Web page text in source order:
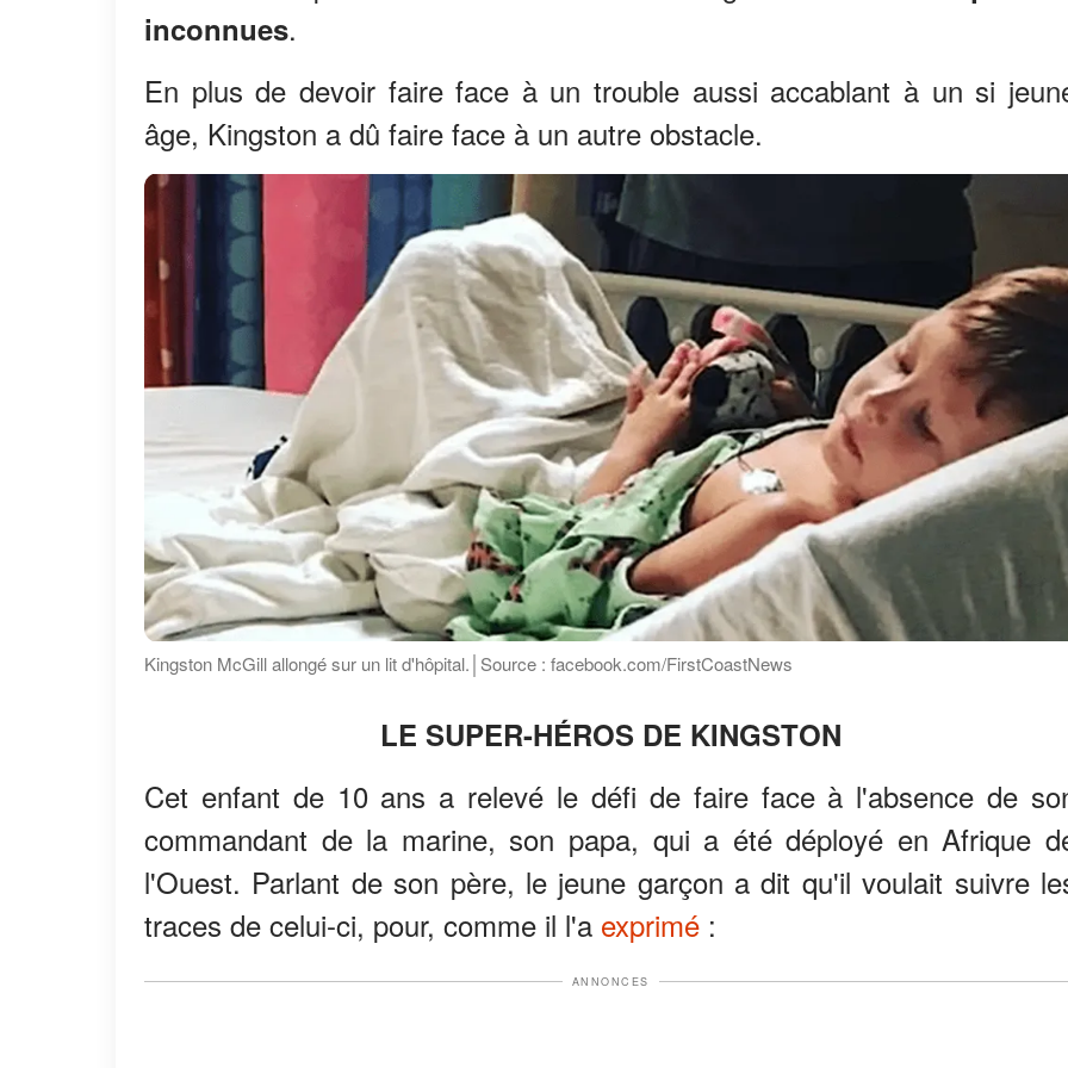
inconnues.
En plus de devoir faire face à un trouble aussi accablant à un si
âge, Kingston a dû faire face à un autre obstacle.
Kingston McGill allongé sur un lit d'hôpital.│Source : facebook.com/FirstCoastNews
LE SUPER-HÉROS DE KINGSTON
Cet enfant de 10 ans a relevé le défi de faire face à l'absence de
commandant de la marine, son papa, qui a été déployé en Afrique
l'Ouest. Parlant de son père, le jeune garçon a dit qu'il voulait suivre
traces de celui-ci, pour, comme il l'a exprimé :
ANNONCES